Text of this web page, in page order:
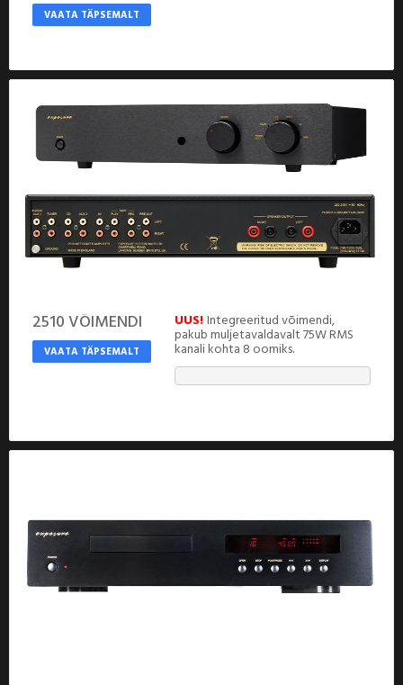
VAATA TÄPSEMALT
2510 VÕIMENDI
VAATA TÄPSEMALT
UUS!Integreeritud võimendi,
pakub muljetavaldavalt 75W RMS
kanali kohta 8 oomiks.